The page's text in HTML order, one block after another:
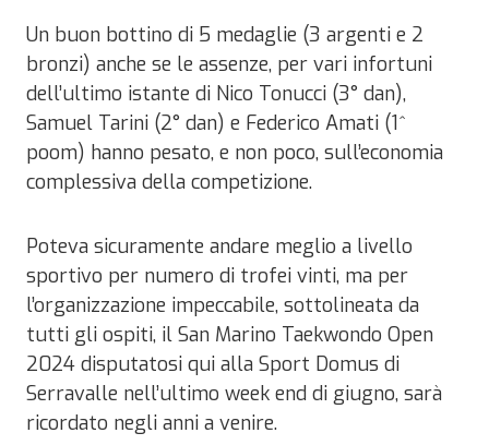
Un buon bottino di 5 medaglie (3 argenti e 2
bronzi) anche se le assenze, per vari infortuni
dell’ultimo istante di Nico Tonucci (3° dan),
Samuel Tarini (2° dan) e Federico Amati (1^
poom) hanno pesato, e non poco, sull’economia
complessiva della competizione.
Poteva sicuramente andare meglio a livello
sportivo per numero di trofei vinti, ma per
l’organizzazione impeccabile, sottolineata da
tutti gli ospiti, il San Marino Taekwondo Open
2024 disputatosi qui alla Sport Domus di
Serravalle nell’ultimo week end di giugno, sarà
ricordato negli anni a venire.